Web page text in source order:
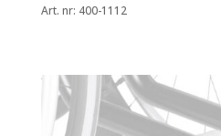
Art. nr: 400-1112